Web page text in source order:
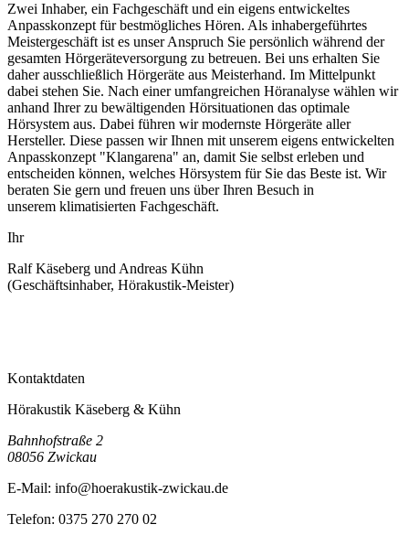
Zwei Inhaber, ein Fachgeschäft und ein eigens entwickeltes
Anpasskonzept für bestmögliches Hören. Als inhabergeführtes
Meistergeschäft ist es unser Anspruch Sie persönlich während der
gesamten Hörgeräteversorgung zu betreuen. Bei uns erhalten Sie
daher ausschließlich Hörgeräte aus Meisterhand. Im Mittelpunkt
dabei stehen Sie. Nach einer umfangreichen Höranalyse wählen wir
anhand Ihrer zu bewältigenden Hörsituationen das optimale
Hörsystem aus. Dabei führen wir modernste Hörgeräte aller
Hersteller. Diese passen wir Ihnen mit unserem eigens entwickelten
Anpasskonzept "Klangarena" an, damit Sie selbst erleben und
entscheiden können, welches Hörsystem für Sie das Beste ist. Wir
beraten Sie gern und freuen uns über Ihren Besuch in
unserem klimatisierten Fachgeschäft.
Ihr
Ralf Käseberg und Andreas Kühn
(Geschäftsinhaber, Hörakustik-Meister)
Kontaktdaten
Hörakustik Käseberg & Kühn
Bahnhofstraße 2
08056 Zwickau
E-Mail: info@hoerakustik-zwickau.de
Telefon: 0375 270 270 02